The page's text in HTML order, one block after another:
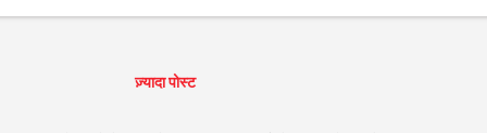
भक्ति गीत राम जी के भजन फ़िल्मी तर्ज पर भजन हनुमान जी के भजन बधाई
ज़्यादा पोस्ट